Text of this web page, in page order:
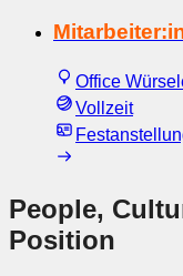
Office
Vollzeit
People,
Position